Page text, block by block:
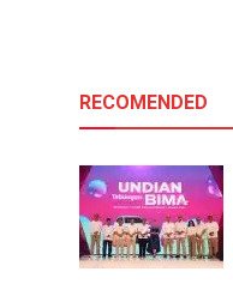
RECOMENDED